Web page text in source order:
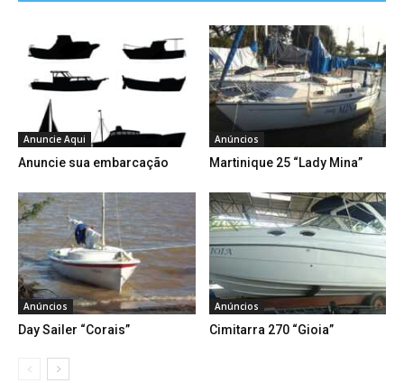
Anuncie Aqui
Anuncie sua embarcação
Anúncios
Martinique 25 “Lady Mina”
Anúncios
Day Sailer “Corais”
Anúncios
Cimitarra 270 “Gioia”